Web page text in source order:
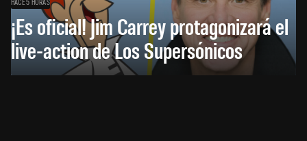
¡Es oficial! Jim Carrey protagonizará el
live-action de Los Supersónicos